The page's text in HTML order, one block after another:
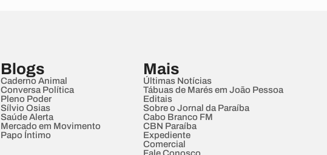
Blogs
Caderno Animal
Conversa Política
Pleno Poder
Sílvio Osias
Saúde Alerta
Mercado em Movimento
Papo Íntimo
Mais
Últimas Notícias
Tábuas de Marés em João Pessoa
Editais
Sobre o Jornal da Paraíba
Cabo Branco FM
CBN Paraíba
Expediente
Comercial